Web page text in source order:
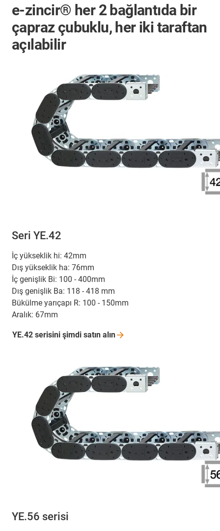
e-zincir® her 2 bağlantıda bir
çapraz çubuklu, her iki taraftan
açılabilir
Seri YE.42
İç yükseklik hi: 42mm
Dış yükseklik ha: 76mm
İç genişlik Bi: 100 - 400mm
Dış genişlik Ba: 118 - 418 mm
Bükülme yarıçapı R: 100 - 150mm
Aralık: 67mm
YE.42 serisini şimdi satın alın
YE.56 serisi